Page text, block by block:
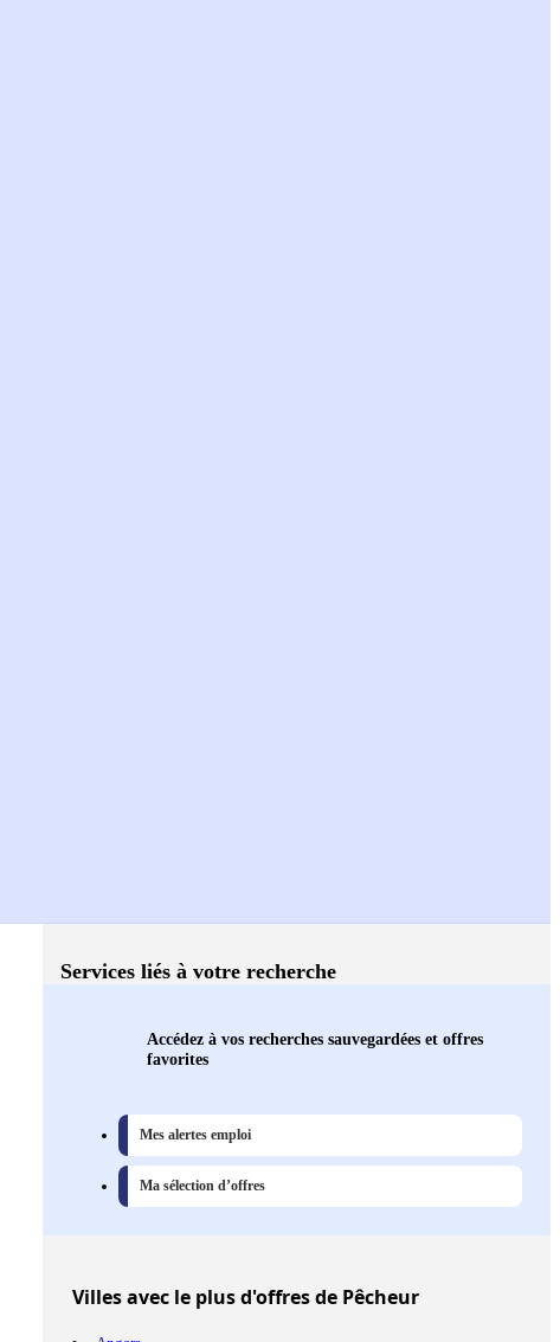
Services liés à votre recherche
Accédez à vos recherches sauvegardées et offres
favorites
Mes alertes emploi
Ma sélection d’offres
Villesavec le plus d'offres de Pêcheur